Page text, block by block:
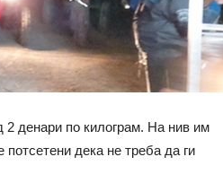
денари по килограм. На нив им
дека не треба да ги